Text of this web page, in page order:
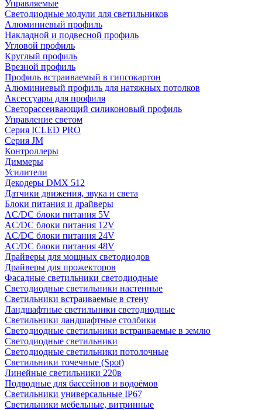
Управляемые
Светодиодные модули для светильников
Алюминиевый профиль
Накладной и подвесной профиль
Угловой профиль
Круглый профиль
Врезной профиль
Профиль встраиваемый в гипсокартон
Алюминиевый профиль для натяжных потолков
Аксессуары для профиля
Светорассеивающий силиконовый профиль
Управление светом
Серия ICLED PRO
Серия JM
Контроллеры
Диммеры
Усилители
Декодеры DMX 512
Датчики движения, звука и света
Блоки питания и драйверы
AC/DC блоки питания 5V
AC/DC блоки питания 12V
AC/DC блоки питания 24V
AC/DC блоки питания 48V
Драйверы для мощных светодиодов
Драйверы для прожекторов
Фасадные светильники светодиодные
Светодиодные светильники настенные
Светильники встраиваемые в стену
Ландшафтные светильники светодиодные
Светильники ландшафтные столбики
Светодиодные светильники встраиваемые в землю
Светодиодные светильники
Светодиодные светильники потолочные
Светильники точечные (Spot)
Линейные светильники 220в
Подводные для бассейнов и водоёмов
Светильники универсальные IP67
Светильники мебельные, витринные